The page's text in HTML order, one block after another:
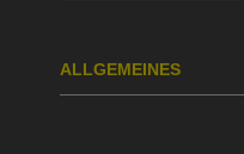
ALLGEMEINES